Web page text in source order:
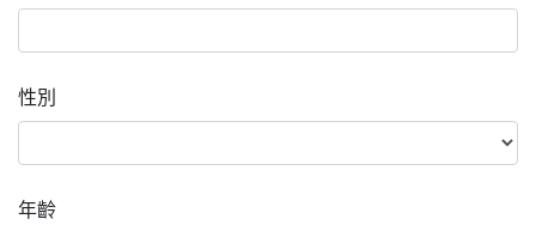
性別
年齡